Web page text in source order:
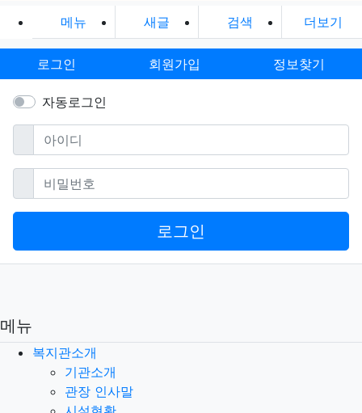
메뉴 새글 검색 더보기
로그인 회원가입 정보찾기
자동로그인
아이디필수
비밀번호필수
로그인
메뉴
복지관소개
기관소개
관장 인사말